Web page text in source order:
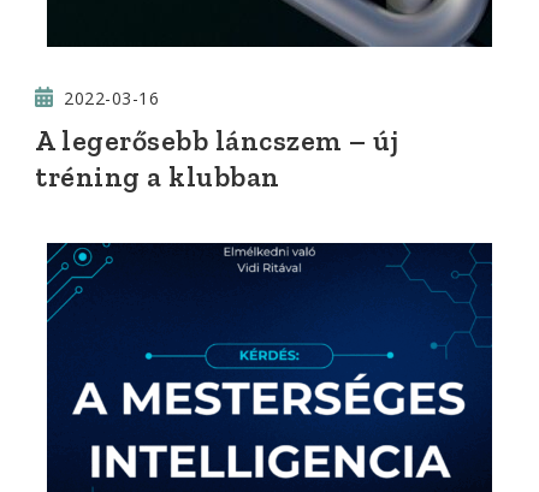
2022-03-16
A legerősebb láncszem – új
tréning a klubban